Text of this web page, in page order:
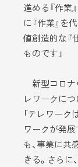
進める『作業
に『作業』を
値創造的な『
ものです」
新型コロナ
レワークに
「テレワーク
ワークが発
も、事業に共
きる。さら